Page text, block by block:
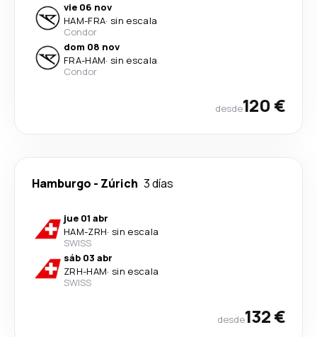
vie 06 nov
HAM-FRA· sin escala
Condor
dom 08 nov
FRA-HAM· sin escala
Condor
desde120 €
Hamburgo - Zúrich 3 días
jue 01 abr
HAM-ZRH· sin escala
SWISS
sáb 03 abr
ZRH-HAM· sin escala
SWISS
desde132 €